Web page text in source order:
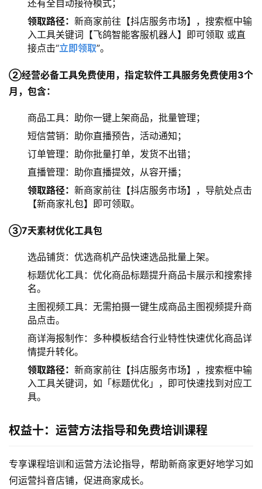
还有全自动接待模式；
领取路径： 新商家前往【抖店服务市场】，搜索框中输
入工具关键词【飞鸽智能客服机器人】即可领取 或直
接点击“立即领取”。
②经营必备工具免费使用，指定软件工具服务免费使用3个
月，包含：
商品工具：助你一键上架商品，批量管理；
短信营销：助你直播预告，活动通知；
订单管理：助你批量打单，发货不出错；
直播管理：助你直播提效，从容开播；
领取路径： 新商家前往【抖店服务市场】，导航处点击
【新商家礼包】即可领取。
③7天素材优化工具包
选品铺货：优选商机产品快速选品批量上架。
标题优化工具：优化商品标题提升商品卡展示和搜索排
名。
主图视频工具：无需拍摄一键生成商品主图视频提升商
品点击。
商详海报制作：多种模板结合行业特性快速优化商品详
情提升转化。
领取路径： 新商家前往【抖店服务市场】，搜索框中输
入工具关键词，如「标题优化」，即可快速找到对应工
具。
权益十：运营方法指导和免费培训课程
专享课程培训和运营方法论指导，帮助新商家更好地学习如
何运营抖音店铺，促进商家成长。